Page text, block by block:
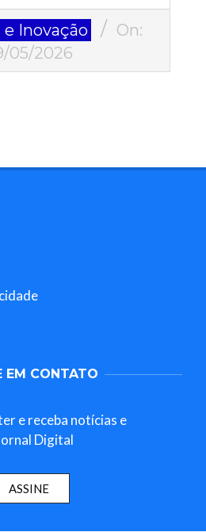
Inovação
On:
05/2026
EM CONTATO
e receba notícias e
Digital
ASSINE